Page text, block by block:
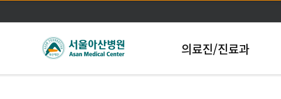
의료진/진료과